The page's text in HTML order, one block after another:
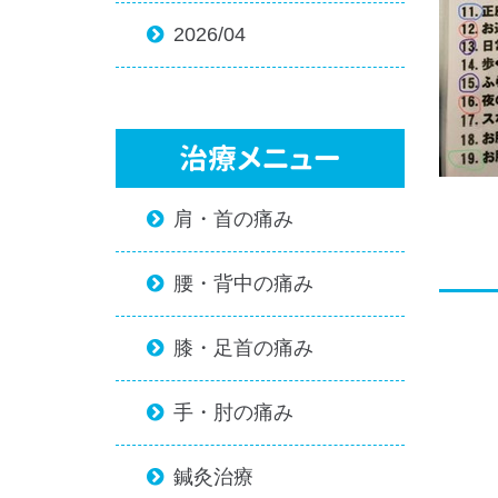
 2026/04
治療メニュー
 肩・首の痛み
 腰・背中の痛み
 膝・足首の痛み
 手・肘の痛み
 鍼灸治療